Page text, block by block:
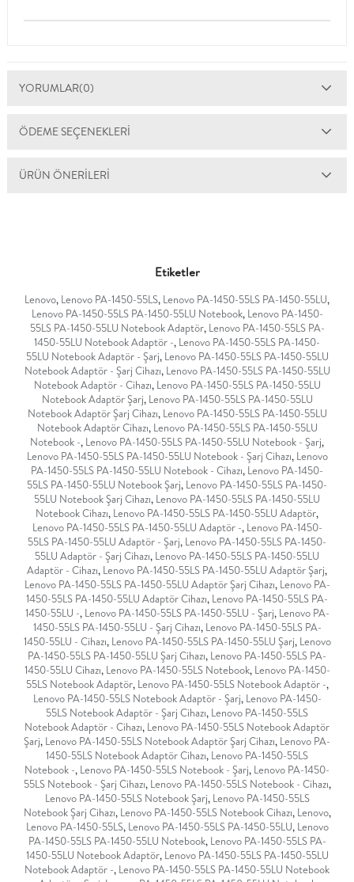
YORUMLAR(0)
ÖDEME SEÇENEKLERI
ÜRÜN ÖNERILERI
Etiketler
Lenovo, Lenovo PA-1450-55LS, Lenovo PA-1450-55LS PA-1450-55LU,
Lenovo PA-1450-55LS PA-1450-55LU Notebook, Lenovo PA-1450-
55LS PA-1450-55LU Notebook Adaptör, Lenovo PA-1450-55LS PA-
1450-55LU Notebook Adaptör -, Lenovo PA-1450-55LS PA-1450-
55LU Notebook Adaptör - Şarj, Lenovo PA-1450-55LS PA-1450-55LU
Notebook Adaptör - Şarj Cihazı, Lenovo PA-1450-55LS PA-1450-55LU
Notebook Adaptör - Cihazı, Lenovo PA-1450-55LS PA-1450-55LU
Notebook Adaptör Şarj, Lenovo PA-1450-55LS PA-1450-55LU
Notebook Adaptör Şarj Cihazı, Lenovo PA-1450-55LS PA-1450-55LU
Notebook Adaptör Cihazı, Lenovo PA-1450-55LS PA-1450-55LU
Notebook -, Lenovo PA-1450-55LS PA-1450-55LU Notebook - Şarj,
Lenovo PA-1450-55LS PA-1450-55LU Notebook - Şarj Cihazı, Lenovo
PA-1450-55LS PA-1450-55LU Notebook - Cihazı, Lenovo PA-1450-
55LS PA-1450-55LU Notebook Şarj, Lenovo PA-1450-55LS PA-1450-
55LU Notebook Şarj Cihazı, Lenovo PA-1450-55LS PA-1450-55LU
Notebook Cihazı, Lenovo PA-1450-55LS PA-1450-55LU Adaptör,
Lenovo PA-1450-55LS PA-1450-55LU Adaptör -, Lenovo PA-1450-
55LS PA-1450-55LU Adaptör - Şarj, Lenovo PA-1450-55LS PA-1450-
55LU Adaptör - Şarj Cihazı, Lenovo PA-1450-55LS PA-1450-55LU
Adaptör - Cihazı, Lenovo PA-1450-55LS PA-1450-55LU Adaptör Şarj,
Lenovo PA-1450-55LS PA-1450-55LU Adaptör Şarj Cihazı, Lenovo PA-
1450-55LS PA-1450-55LU Adaptör Cihazı, Lenovo PA-1450-55LS PA-
1450-55LU -, Lenovo PA-1450-55LS PA-1450-55LU - Şarj, Lenovo PA-
1450-55LS PA-1450-55LU - Şarj Cihazı, Lenovo PA-1450-55LS PA-
1450-55LU - Cihazı, Lenovo PA-1450-55LS PA-1450-55LU Şarj, Lenovo
PA-1450-55LS PA-1450-55LU Şarj Cihazı, Lenovo PA-1450-55LS PA-
1450-55LU Cihazı, Lenovo PA-1450-55LS Notebook, Lenovo PA-1450-
55LS Notebook Adaptör, Lenovo PA-1450-55LS Notebook Adaptör -,
Lenovo PA-1450-55LS Notebook Adaptör - Şarj, Lenovo PA-1450-
55LS Notebook Adaptör - Şarj Cihazı, Lenovo PA-1450-55LS
Notebook Adaptör - Cihazı, Lenovo PA-1450-55LS Notebook Adaptör
Şarj, Lenovo PA-1450-55LS Notebook Adaptör Şarj Cihazı, Lenovo PA-
1450-55LS Notebook Adaptör Cihazı, Lenovo PA-1450-55LS
Notebook -, Lenovo PA-1450-55LS Notebook - Şarj, Lenovo PA-1450-
55LS Notebook - Şarj Cihazı, Lenovo PA-1450-55LS Notebook - Cihazı,
Lenovo PA-1450-55LS Notebook Şarj, Lenovo PA-1450-55LS
Notebook Şarj Cihazı, Lenovo PA-1450-55LS Notebook Cihazı, Lenovo,
Lenovo PA-1450-55LS, Lenovo PA-1450-55LS PA-1450-55LU, Lenovo
PA-1450-55LS PA-1450-55LU Notebook, Lenovo PA-1450-55LS PA-
1450-55LU Notebook Adaptör, Lenovo PA-1450-55LS PA-1450-55LU
Notebook Adaptör -, Lenovo PA-1450-55LS PA-1450-55LU Notebook